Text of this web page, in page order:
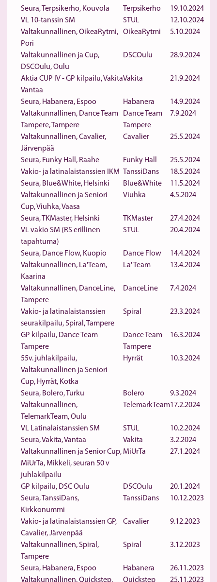
Seura, Terpsikerho, Kouvola
Terpsikerho
19.10.2024
VL 10-tanssin SM
STUL
12.10.2024
Valtakunnallinen, OikeaRytmi,
Pori
OikeaRytmi 5.10.2024
Valtakunnallinen ja Cup,
DSCOulu, Oulu
DSCOulu 28.9.2024
Aktia CUP IV - GP kilpailu, Vakita
Vantaa
Vakita 21.9.2024
Seura, Habanera, Espoo Habanera
14.9.2024
Valtakunnallinen, Dance Team
Tampere, Tampere
Dance Team
Tampere
7.9.2024
Valtakunnallinen, Cavalier,
Järvenpää
Cavalier 25.5.2024
Seura, Funky Hall, Raahe Funky Hall
25.5.2024
Vakio- ja latinalaistanssien IKM TanssiDans
18.5.2024
Seura, Blue&White, Helsinki
Blue&White
11.5.2024
Valtakunnallinen ja Seniori
Cup, Viuhka, Vaasa
Viuhka 4.5.2024
Seura, TKMaster, Helsinki TKMaster
27.4.2024
VL vakio SM (RS erillinen
tapahtuma)
STUL 20.4.2024
Seura, Dance Flow, Kuopio Dance Flow
14.4.2024
Valtakunnallinen, La'Team,
Kaarina
La' Team 13.4.2024
Valtakunnallinen, DanceLine,
Tampere
DanceLine 7.4.2024
Vakio- ja latinalaistanssien
seurakilpailu, Spiral, Tampere
Spiral 23.3.2024
GP kilpailu, Dance Team
Tampere
Dance Team
Tampere
16.3.2024
55v. juhlakilpailu,
Valtakunnallinen ja Seniori
Cup, Hyrrät, Kotka
Hyrrät 10.3.2024
Seura, Bolero, Turku Bolero
9.3.2024
Valtakunnallinen,
TelemarkTeam, Oulu
TelemarkTeam17.2.2024
VL Latinalaistanssien SM STUL
10.2.2024
Seura, Vakita, Vantaa
Vakita
3.2.2024
Valtakunnallinen ja Senior Cup,
MiUrTa, Mikkeli, seuran 50 v
juhlakilpailu
MiUrTa 27.1.2024
GP kilpailu, DSC Oulu DSCOulu
20.1.2024
Seura, TanssiDans,
Kirkkonummi
TanssiDans 10.12.2023
Vakio- ja latinalaistanssien GP,
Cavalier, Järvenpää
Cavalier 9.12.2023
Valtakunnallinen, Spiral,
Tampere
Spiral 3.12.2023
Seura, Habanera, Espoo Habanera
26.11.2023
Valtakunnallinen, Quickstep,
Quickstep 25.11.2023